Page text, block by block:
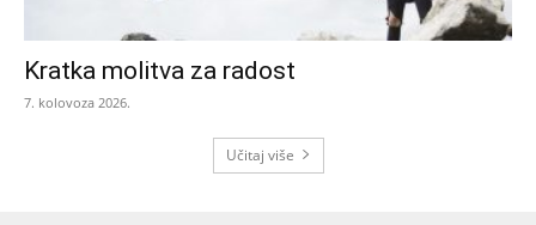
Kratka molitva za radost
7. kolovoza 2026.
Učitaj više